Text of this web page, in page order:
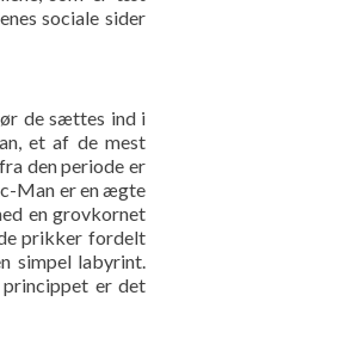
sociale sider
de sættes ind i
et af de mest
den periode er
Man er en ægte
en grovkornet
prikker fordelt
simpel labyrint.
princippet er det